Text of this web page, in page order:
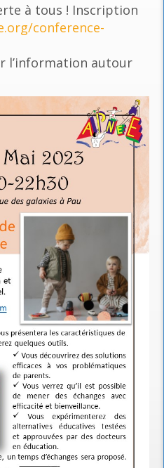
à tous ! Inscription
conference-
l’information autour